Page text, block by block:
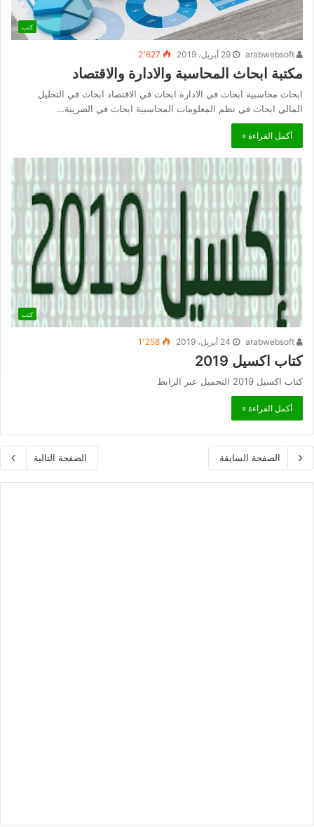
كتب
29 أبريل، 2019 2٬627
مكتبة ابحاث المحاسبة والادارة والاقتصاد
ابحاث محاسبية ابحاث في الادارة ابحاث في الاقتصاد ابحاث في التحليل
المالي ابحاث في نظم المعلومات المحاسبية ابحاث في الضريبة…
أكمل القراءة »
كتب
24 أبريل، 2019 1٬258
كتاب اكسيل 2019
كتاب اكسيل 2019 التحميل عبر الرابط
أكمل القراءة »
الصفحة السابقة الصفحة التالية